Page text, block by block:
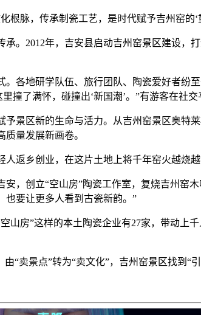
根脉，传承制瓷工艺，是时代赋予吉州窑的‘
。2012年，吉安县启动吉州窑景区建设
。各地研学队伍、旅行团队、陶瓷爱好者纷
里撞了满怀，碰撞出‘新国潮’。”有游客在
予景区新的生命与活力。从吉州窑景区奥
量发展新画卷。
返乡创业，在这片土地上将千年窑火越烧越“
安，创立“空山房”陶瓷工作室，复烧吉州
也要让更多人看到古瓷新韵。”
山房”这样的本土陶瓷企业有27家，带动上
“卖景点”转为“卖文化”，吉州窑景区找到